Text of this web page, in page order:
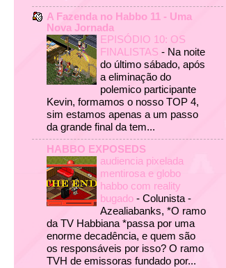
A Fazenda no Habbo 11 - Uma
Nova Jornada
EPISÓDIO 10: OS
FINALISTAS - Na noite
do último sábado, após
a eliminação do
polemico participante
Kevin, formamos o nosso TOP 4,
sim estamos apenas a um passo
da grande final da tem...
HABBO EXPOSEDS
audiencia pixelada
mentirosa e globo
habbo com reality
bugado - Colunista -
Azealiabanks, *O ramo
da TV Habbiana *passa por uma
enorme decadência, e quem são
os responsáveis por isso? O ramo
TVH de emissoras fundado por...